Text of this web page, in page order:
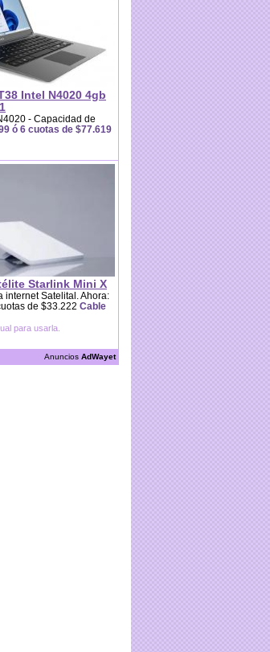
Intel N4020 4gb
- Capacidad de
ó 6 cuotas de $77.619
Starlink Mini X
internet Satelital. Ahora:
de $33.222 Cable
para usarla.
Anuncios AdWayet